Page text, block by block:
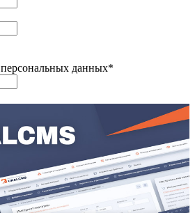
персональных данных*